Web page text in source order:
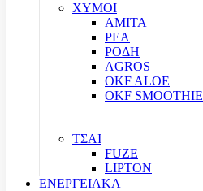
ΧΥΜΟΙ
ΑΜΙΤΑ
ΡΕΑ
ΡΟΔΗ
AGROS
OKF ALOE
OKF SMOOTHIE
ΤΣΑΙ
FUZE
LIPTON
ΕΝΕΡΓΕΙΑΚΑ